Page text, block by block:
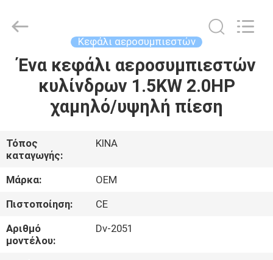
ΣΠΊΤΙ
ΠΡΟΪΌΝΤΑ
ΣΧΕΤΙΚΆ
ΜΕ
ΕΜΆΣ
ΕΠΙΣΚΈΨΕΙΣ
ΣΤΟ
Machinery
Reserved.
Κεφάλι αεροσυμπιεστών
Ένα κεφάλι αεροσυμπιεστών
κυλίνδρων 1.5KW 2.0HP
χαμηλό/υψηλή πίεση
Τόπος
καταγωγής:
ΚΙΝΑ
Μάρκα:
OEM
Πιστοποίηση:
CE
Αριθμό
μοντέλου:
Dv-2051